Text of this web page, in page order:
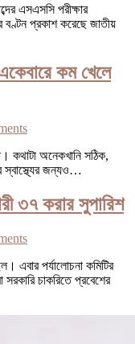
এসএসসি পরীক্ষার
বণ্টন প্রকাশ করেছে জাতীয়
কম খেলে
কথাটা অনেকখানি সঠিক,
স্বাস্থ্যের জন্যও…
৩৭ করার সুপারিশ
এবার পর্যালোচনা কমিটির
চাকরিতে প্রবেশের